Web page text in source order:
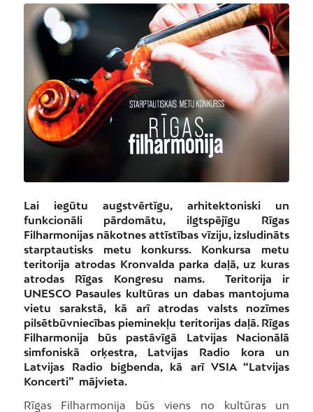
Lai iegūtu augstvērtīgu, arhitektoniski un
funkcionāli pārdomātu, ilgtspējīgu Rīgas
Filharmonijas nākotnes attīstības vīziju, izsludināts
starptautisks metu konkurss. Konkursa metu
teritorija atrodas Kronvalda parka daļā, uz kuras
atrodas Rīgas Kongresu nams. Teritorija ir
UNESCO Pasaules kultūras un dabas mantojuma
vietusarakstā, kā arī atrodas valsts nozīmes
pilsētbūvniecības pieminekļu teritorijas daļā. Rīgas
Filharmonija būs pastāvīgā Latvijas Nacionālā
simfoniskā orķestra, Latvijas Radio kora un
Latvijas Radio bigbenda, kā arī VSIA “Latvijas
Koncerti” mājvieta.
Rīgas Filharmonija būs viens no kultūras un